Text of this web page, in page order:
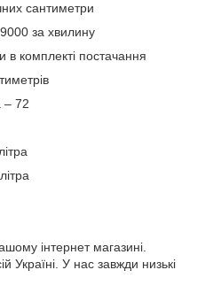
сантиметри
за хвилину
комплекті постачання
– 72
інтернет магазині.
Україні. У нас завжди низькі